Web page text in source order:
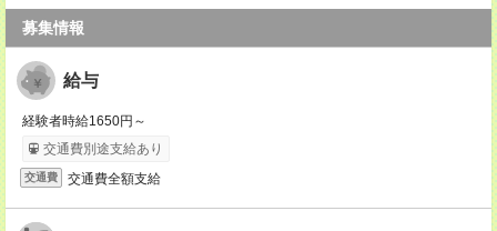
募集情報
給与
経験者時給1650円～
交通費別途支給あり
交通費 交通費全額支給